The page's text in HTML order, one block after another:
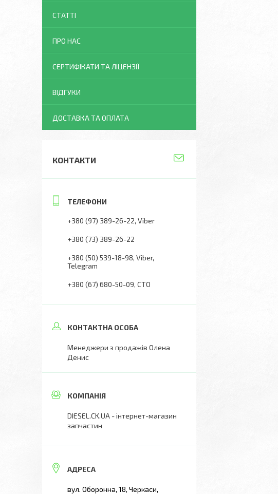
СТАТТІ
ПРО НАС
СЕРТИФІКАТИ ТА ЛІЦЕНЗІЇ
ВІДГУКИ
ДОСТАВКА ТА ОПЛАТА
КОНТАКТИ
+380 (97) 389-26-22 Viber
+380 (73) 389-26-22
+380 (50) 539-18-98 Viber,
Telegram
+380 (67) 680-50-09 СТО
Менеджери з продажів Олена
Денис
DIESEL.CK.UA - інтернет-магазин
запчастин
вул. Оборонна, 18, Черкаси,